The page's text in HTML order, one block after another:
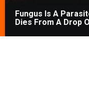
Fungus Is A
Dies From A Drop